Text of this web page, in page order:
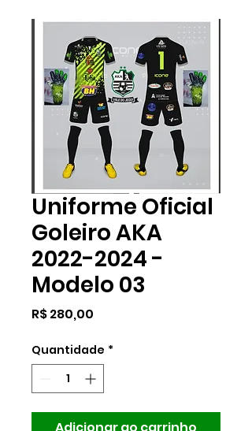
Uniforme Oficial
Goleiro AKA
2022-2024 -
Modelo 03
R$ 280,00
Quantidade *